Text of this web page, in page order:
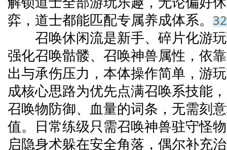
弈，道士都能匹配专属养成体系。
召唤休闲流是新手、碎片化游玩
强化召唤骷髅、召唤神兽属性，依
出与承伤压力，本体操作简单，游
成核心思路为优先点满召唤系技能
召唤物防御、血量的词条，无需刻
值。日常练级只需召唤神兽驻守怪
启隐身术躲在安全角落，偶尔补充